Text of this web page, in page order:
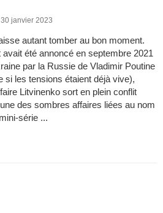
janvier 2023
autant tomber au bon moment.
été annoncé en septembre 2021
par la Russie de Vladimir Poutine
si les tensions étaient déjà vive),
Litvinenko sort en plein conflit
des sombres affaires liées au nom
série ...